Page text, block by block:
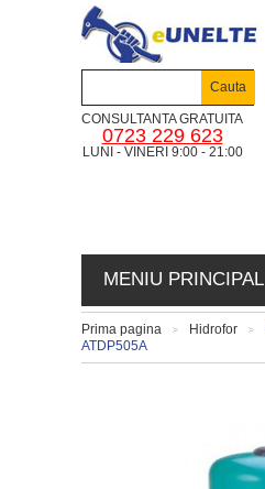
MENIU PRINCIPAL
CONSULTANTA GRATUITA
0723 229 623
LUNI - VINERI 9:00 - 21:00
Cauta
Prima pagina Hidrofor
ATDP505A